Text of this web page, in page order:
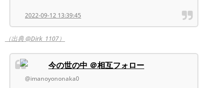
2022-09-12 13:39:45
（出典 @Dirk_1107）
今の世の中 ＠相互フォロー
@imanoyononaka0